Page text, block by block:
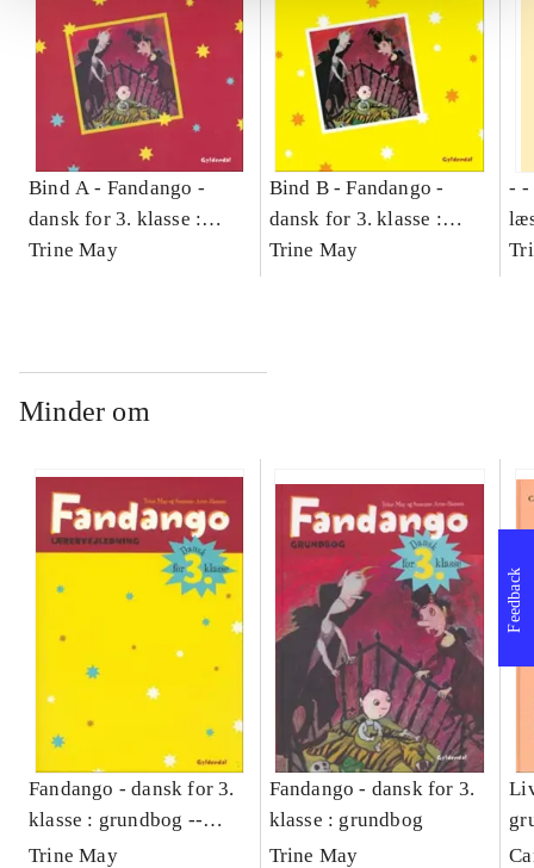
Bind A - Fandango -
dansk for 3. klasse :
grundbog -- Arbejdsbog.
Trine May
Bind B -Fandango -
dansk for 3. klasse :
grundbog -- Arbejdsbog.
Trine May
- -
-
Minder om
Fandango - dansk for 3.
klasse : grundbog --
Lærervejledning
Trine May
Fandango - dansk for 3.
klasse : grundbog
Trine May
Feedback